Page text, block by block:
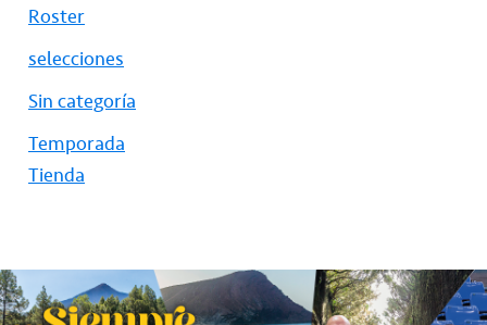
Roster
selecciones
Sin categoría
Temporada
Tienda